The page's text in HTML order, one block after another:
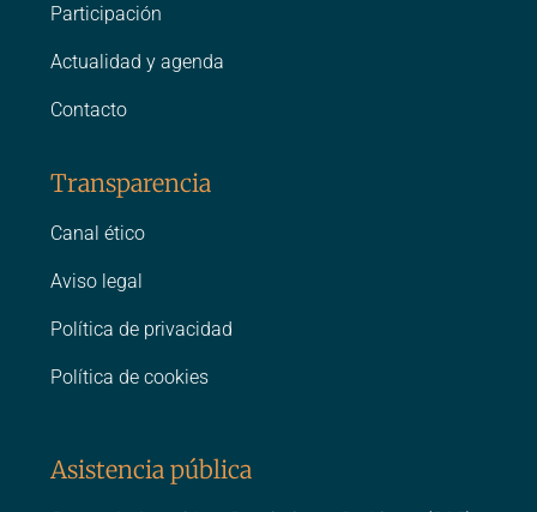
Participación
Actualidad y agenda
Contacto
Transparencia
Canal ético
Aviso legal
Política de privacidad
Política de cookies
Asistencia pública